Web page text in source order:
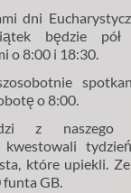
dni
będzie pół
o 8:00 i 18:30.
o 8:00.
z naszego
kwestowali
które upiekli.
funta GB.